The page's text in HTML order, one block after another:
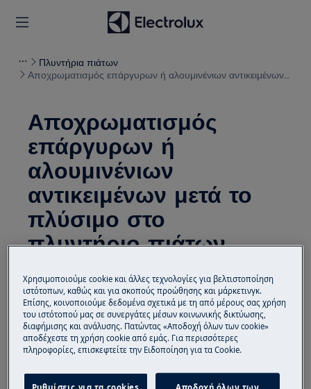
Πλυντήρια πιάτων
Αποχρωματισμός επάργυρων ή αλουμινένιων αντικειμένων
Αποχρωματισμός
επάργυρων ή
αλουμινένιων
αντικειμένων μετά το
πλύσιμο στο
πλυντήριο πιάτων
Λύση
Πρόβλημα:
Αποχρωματισμός επάργυρων ή
αλουμινένιων αντικειμένων μετά το
Χρησιμοποιούμε cookie και άλλες τεχνολογίες για βελτιστοποίηση
ιστότοπων, καθώς και για σκοπούς προώθησης και μάρκετινγκ.
Επίσης, κοινοποιούμε δεδομένα σχετικά με τη από μέρους σας χρήση
του ιστότοπού μας σε συνεργάτες μέσων κοινωνικής δικτύωσης,
διαφήμισης και ανάλυσης. Πατώντας «Αποδοχή όλων των cookie»
αποδέχεστε τη χρήση cookie από εμάς. Για περισσότερες
πληροφορίες, επισκεφτείτε την Ειδοποίηση για τα Cookie.
Ρυθμίσεις για τα cookies
Αποδοχή όλων των